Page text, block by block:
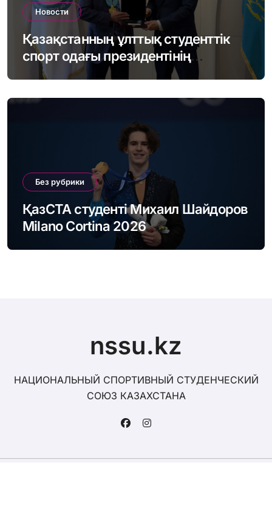
Новости
Қазақстанның ұлттық студенттік
спорт одағы президентінің
Астанаға жұмыс сапары
Без рубрики
ҚазСТА студенті Михаил Шайдоров
Milano Cortina 2026
Олимпиадасының чемпионы
nssu.kz
НАЦИОНАЛЬНЫЙ СПОРТИВНЫЙ СТУДЕНЧЕСКИЙ
СОЮЗ КАЗАХСТАНА